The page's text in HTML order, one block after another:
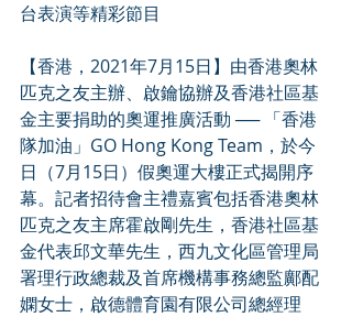
台表演等精彩節目
【香港，2021年7月15日】由香港奧林
匹克之友主辦、啟鑰協辦及香港社區基
金主要捐助的奧運推廣活動 ── 「香港
隊加油」GO Hong Kong Team，於今
日（7月15日）假奧運大樓正式揭開序
幕。記者招待會主禮嘉賓包括香港奧林
匹克之友主席霍啟剛先生，香港社區基
金代表邱文華先生，西九文化區管理局
署理行政總裁及首席機構事務總監鄺配
嫻女士，啟德體育園有限公司總經理